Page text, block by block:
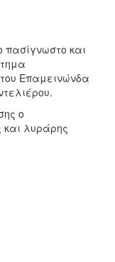
πασίγνωστο και
Επαμεινώνδα
ο
και λυράρης